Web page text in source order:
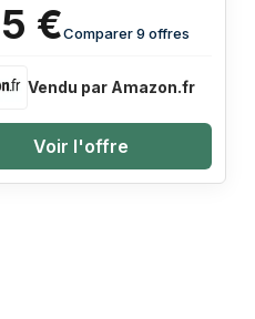
€Comparer 9 offres
Vendu par Amazon.fr
Voir l'offre